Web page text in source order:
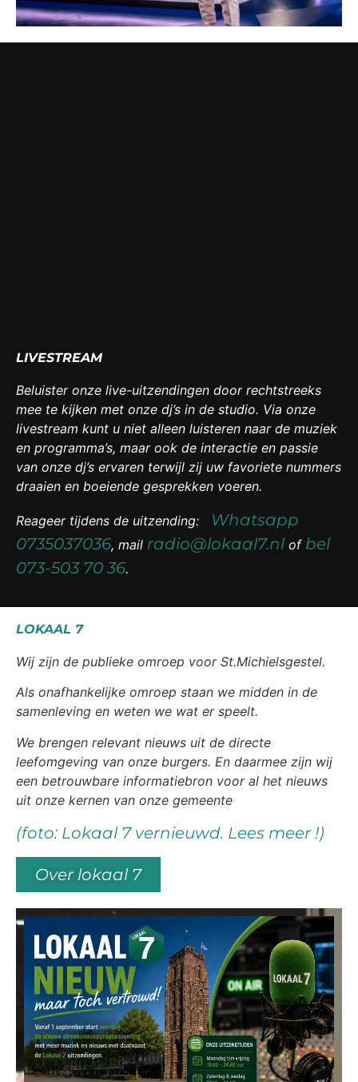
LIVESTREAM
Beluister onze live-uitzendingen door rechtstreeks
mee te kijken met onze dj’s in de studio. Via onze
livestream kunt u niet alleen luisteren naar de muziek
en programma’s, maar ook de interactie en passie
van onze dj’s ervaren terwijl zij uw favoriete nummers
draaien en boeiende gesprekken voeren.
Reageer tijdens de uitzending: Whatsapp
0735037036, mail radio@lokaal7.nl of bel
073-503 70 36.
LOKAAL 7
Wij zijn de publieke omroep voor St.Michielsgestel.
Als onafhankelijke omroep staan we midden in de
samenleving en weten we wat er speelt.
We brengen relevant nieuws uit de directe
leefomgeving van onze burgers. En daarmee zijn wij
een betrouwbare informatiebron voor al het nieuws
uit onze kernen van onze gemeente
(foto: Lokaal 7 vernieuwd. Lees meer !)
Over lokaal 7